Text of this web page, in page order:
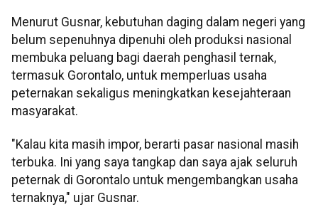
Menurut Gusnar, kebutuhan daging dalam negeri yang
belum sepenuhnya dipenuhi oleh produksi nasional
membuka peluang bagi daerah penghasil ternak,
termasuk Gorontalo, untuk memperluas usaha
peternakan sekaligus meningkatkan kesejahteraan
masyarakat.
"Kalau kita masih impor, berarti pasar nasional masih
terbuka. Ini yang saya tangkap dan saya ajak seluruh
peternak di Gorontalo untuk mengembangkan usaha
ternaknya," ujar Gusnar.